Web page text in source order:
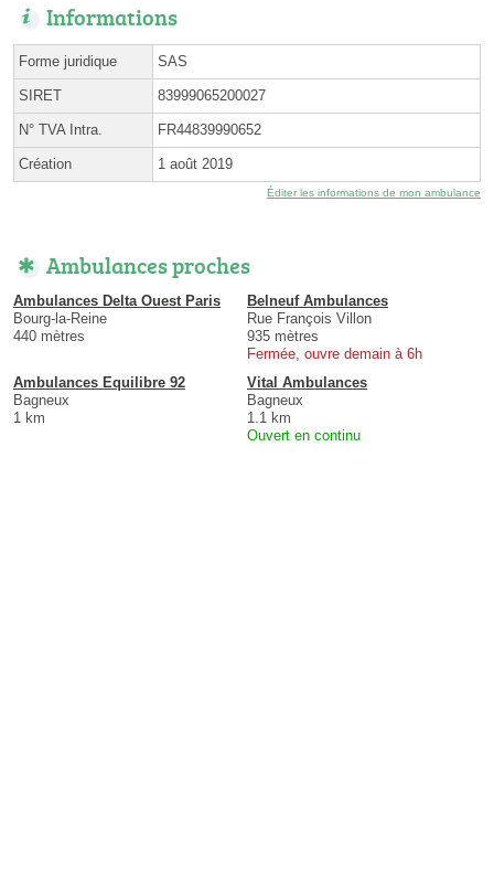
Informations
Forme juridique SAS
SIRET 83999065200027
N° TVA Intra. FR44839990652
Création 1 août 2019
Éditer les informations de mon ambulance
Ambulances proches
Ambulances Delta Ouest Paris
Bourg-la-Reine
440 mètres
Belneuf Ambulances
Rue François Villon
935 mètres
Fermée, ouvre demain à 6h
Ambulances Equilibre 92
Bagneux
1 km
Vital Ambulances
Bagneux
1.1 km
Ouvert en continu